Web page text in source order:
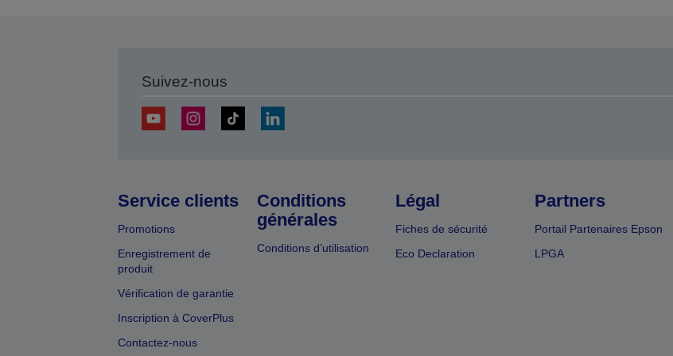
Suivez-nous
Service clients
Promotions
Enregistrement de
produit
Vérification de garantie
Inscription à CoverPlus
Contactez-nous
Conditions
générales
Conditions d’utilisation
Légal
Fiches de sécurité
Eco Declaration
Partners
Portail Partenaires Epson
LPGA